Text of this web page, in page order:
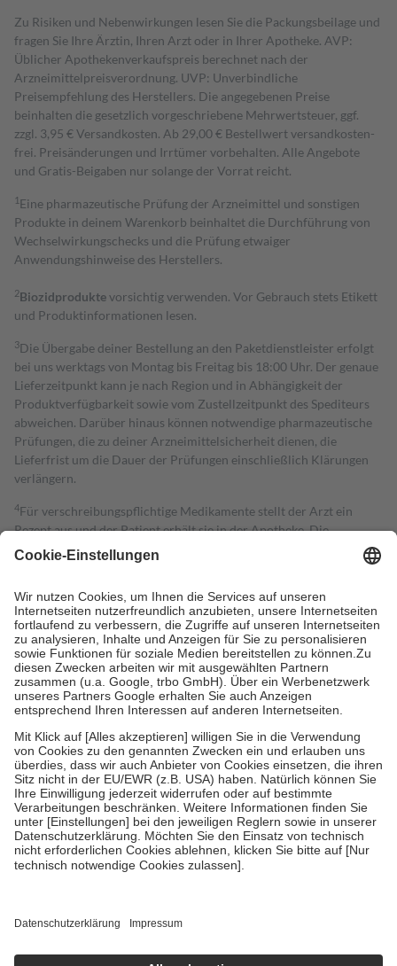
Zu Risiken und Nebenwirkungen lesen Sie die Packungsbeilage und
fragen Sie Ihre Ärztin, Ihren Arzt oder in Ihrer Apotheke. AVP:
Üblicher Apothekenverkaufspreis berechnet nach der
Arzneimittelpreisverordnung. UVP: Unverbindliche
Preisempfehlung des Herstellers. Die angegebenen Preise
beinhalten die gesetzlich vorgeschriebene Mehrwertsteuer, ggf.
zzgl. 3,95 € Versandkosten. Ab 29,00 € Bestell­wert versand­kosten­
frei. Preisänderungen und Irrtümer vorbehalten. Alle Angebote
und Gratis-Beigaben nur solange der Vorrat reicht.
1 Eine pharmazeutische Prüfung der Arzneimittel und sonstigen
Produkte in deinem Warenkorb beinhaltet die Durchführung von
Wechselwirkungschecks und die Prüfung etwaiger
Anwendungshinweise des Herstellers.
2Biozidproduktevorsichtig verwenden. Vor Gebrauch stets Etikett
und Produktinformationen lesen.
3Die Übergabe deiner Bestellung an den Paketdienstleister erfolgt
bei uns werktags von Montag bis Freitag bis 18:00 Uhr. Der genaue
Lieferzeitpunkt kann je nach Region und in Abhängigkeit der
Produktverfügbarkeit sowie vom Zustellzeitpunkt des Spediteurs
abweichen. Darüber hinaus können notwendige pharmazeutische
Prüfungen, die zu deiner Arzneimittelsicherheit dienen, die
Lieferfrist um die Dauer der Prüfungen einschließlich Klärungen
verlängern.
4Für verschreibungspflichtige Medikamente stellt der Arzt ein
Rezept aus und der Patient erhält sie in der Apotheke. Die
gesetzliche Krankenversicherung übernimmt in der Regel die
Kosten dafür, der Versicherte trägt einen Teil davon als Zuzahlung
Grundsätzlich leisten Mitglieder Zuzahlungen in Höhe von zehn
Prozent des Abgabepreises,mindestens jedochfünf Euround
höchstens zehn Euro.Es sind jedoch nie mehr als die tatsächlichen
Kosten der Leistung zu entrichten.
Diese Regeln gelten grundsätzlich auch für Online-Apotheken.
Bei Heilmitteln und häuslicher Krankenpflege beträgt die
Zuzahlung zehn Prozent der Kosten sowie zehn Euro je
Verordnung.
Um das Engagement der Versicherten für ihre eigene Gesundheit zu
stärken und die besondere Stellung der Familie zu unterstützen,
fallenkeine Zuzahlungenan bei:
• Kindern und Jugendlichen bis zum vollendeten 18. Lebensjahr
mit Ausnahme der Fahrkosten
• Untersuchungen zur Vorsorge und Früherkennung, die von der
GKV getragen werden
Einholung von Bewertungen. Trusted Shops hat Maßnahmen